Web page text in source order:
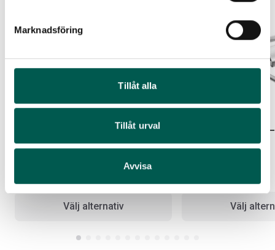
Marknadsföring
Tillåt alla
Tillåt urval
Avvisa
BREMBO BIG BRAKE KIT FRONT
Välj alternativ
GM CATBACKSYSTEM
CC/6,6
Välj